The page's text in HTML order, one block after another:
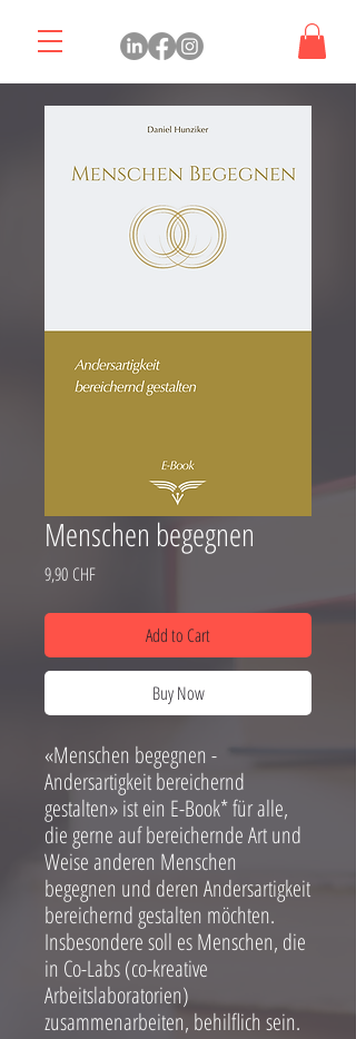
Menschen begegnen
9,90 CHFPrice
Add to Cart
Buy Now
«Menschen begegnen -
Andersartigkeit bereichernd
gestalten» ist ein E-Book* für alle,
die gerne auf bereichernde Art und
Weise anderen Menschen
begegnen und deren Andersartigkeit
bereichernd gestalten möchten.
Insbesondere soll es Menschen, die
in Co-Labs (co-kreative
Arbeitslaboratorien)
zusammenarbeiten, behilflich sein.